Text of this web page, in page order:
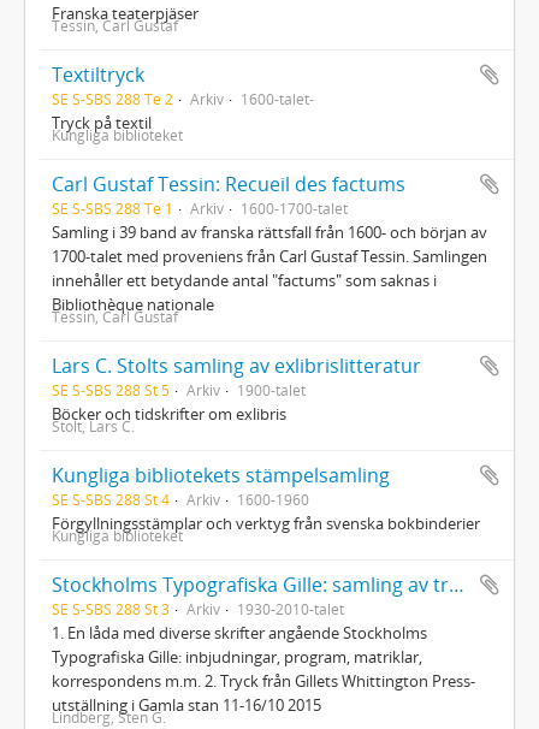
Franska teaterpjäser
Tessin, Carl Gustaf
Textiltryck
SE S-SBS 288 Te 2 Arkiv 1600-talet-
Tryck på textil
Kungliga biblioteket
Carl Gustaf Tessin: Recueil des factums
SE S-SBS 288 Te 1 Arkiv 1600-1700-talet
Samling i 39 band av franska rättsfall från 1600- och början av
1700-talet med proveniens från Carl Gustaf Tessin. Samlingen
innehåller ett betydande antal "factums" som saknas i
Bibliothèque nationale
Tessin, Carl Gustaf
Lars C. Stolts samling av exlibrislitteratur
SE S-SBS 288 St 5 Arkiv 1900-talet
Böcker och tidskrifter om exlibris
Stolt, Lars C.
Kungliga bibliotekets stämpelsamling
SE S-SBS 288 St 4 Arkiv 1600-1960
Förgyllningsstämplar och verktyg från svenska bokbinderier
Kungliga biblioteket
Stockholms Typografiska Gille: samling av tryck
SE S-SBS 288 St 3 Arkiv 1930-2010-talet
1. En låda med diverse skrifter angående Stockholms
Typografiska Gille: inbjudningar, program, matriklar,
korrespondens m.m. 2. Tryck från Gillets Whittington Press-
utställning i Gamla stan 11-16/10 2015
Lindberg, Sten G.